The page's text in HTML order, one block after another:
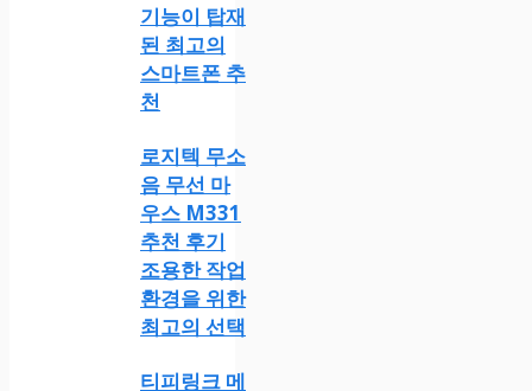
기능이 탑재
된 최고의
스마트폰 추
천
로지텍 무소
음 무선 마
우스 M331
추천 후기
조용한 작업
환경을 위한
최고의 선택
티피링크 메